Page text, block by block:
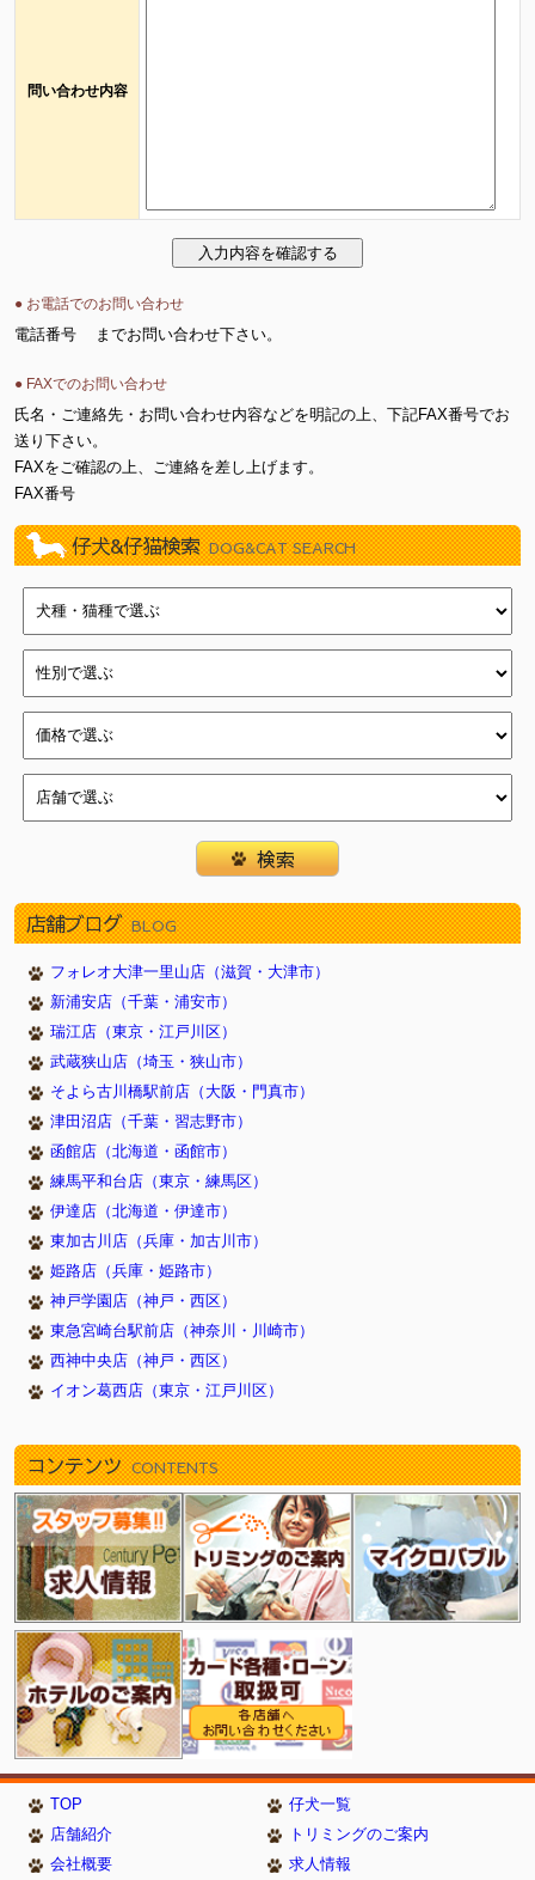
問い合わせ内容
● お電話でのお問い合わせ
電話番号
までお問い合わせ下さい。
● FAXでのお問い合わせ
氏名・ご連絡先・お問い合わせ内容などを明記の上、下記FAX番号でお
送り下さい。
FAXをご確認の上、ご連絡を差し上げます。
FAX番号
仔犬&仔猫検索 DOG&CAT SEARCH
店舗ブログ BLOG
フォレオ大津一里山店（滋賀・大津市）
新浦安店（千葉・浦安市）
瑞江店（東京・江戸川区）
武蔵狭山店（埼玉・狭山市）
そよら古川橋駅前店（大阪・門真市）
津田沼店（千葉・習志野市）
函館店（北海道・函館市）
練馬平和台店（東京・練馬区）
伊達店（北海道・伊達市）
東加古川店（兵庫・加古川市）
姫路店（兵庫・姫路市）
神戸学園店（神戸・西区）
東急宮崎台駅前店（神奈川・川崎市）
西神中央店（神戸・西区）
イオン葛西店（東京・江戸川区）
コンテンツ CONTENTS
TOP
仔犬一覧
店舗紹介
トリミングのご案内
会社概要
求人情報